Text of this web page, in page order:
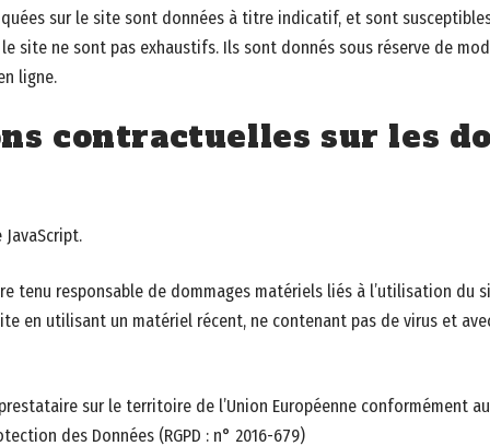
sur le site sont données à titre indicatif, et sont susceptibles
site ne sont pas exhaustifs. Ils sont donnés sous réserve de
ligne.
contractuelles sur les
tenu responsable de dommages matériels liés à l’utilisation du
en utilisant un matériel récent, ne contenant pas de virus et
sur le territoire de l’Union Européenne conformément
des Données (RGPD : n° 2016-679)